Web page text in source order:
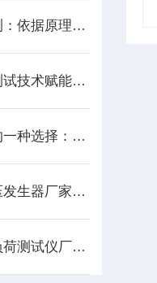
局部放电检测：依据原理精准定位电气故障
武汉特高压测试技术赋能化工电力安全
高电压测量的一种选择：交直流分压器的稳定表现
雷电冲击高压发生器厂家推荐：从产品特性到用户信赖的实践观察
二次压降及负荷测试仪厂家排名：如何实现PT/CT二次回路参数的精准测量